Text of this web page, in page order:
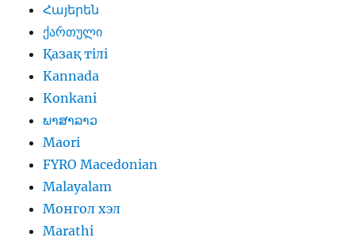
Հայերեն
ქართული
Қазақ тілі
Kannada
Konkani
ພາສາລາວ
Maori
FYRO Macedonian
Malayalam
Монгол хэл
Marathi